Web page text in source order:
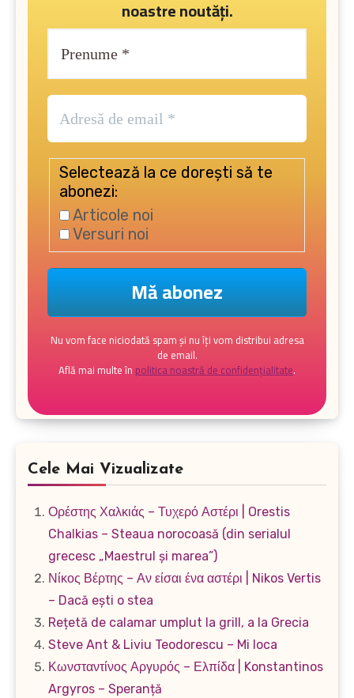
noastre noutăți.
Selectează la ce dorești să te
abonezi:
Articole noi
Versuri noi
Nu vom face niciodată spam și nu îți vom distribui adresa
de email.
Află mai multe în politica noastră de confidențialitate.
Cele Mai Vizualizate
Ορέστης Χαλκιάς – Τυχερό Αστέρι | Orestis
Chalkias – Steaua norocoasă (din serialul
grecesc „Maestrul și marea”)
Νίκος Βέρτης – Αν είσαι ένα αστέρι | Nikos Vertis
– Dacă ești o stea
Rețetă de calamar umplut la grill, a la Grecia
Steve Ant & Liviu Teodorescu – Mi loca
Κωνσταντίνος Αργυρός – Ελπίδα | Konstantinos
Argyros – Speranță